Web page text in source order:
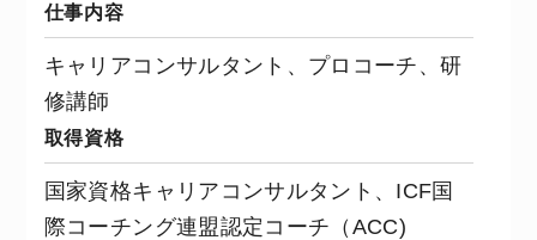
仕事内容
キャリアコンサルタント、プロコーチ、研
修講師
取得資格
国家資格キャリアコンサルタント、ICF国
際コーチング連盟認定コーチ（ACC)